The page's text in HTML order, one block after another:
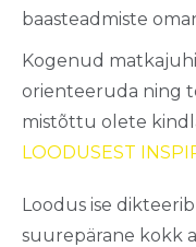
baasteadmiste
Kogenud
orienteeruda ning
mistõttu olete
LOODUSEST
Loodus ise
suurepärane kokk